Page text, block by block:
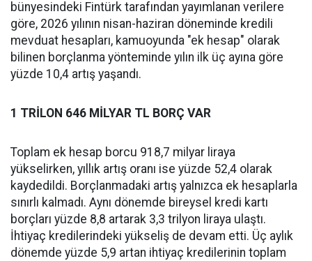
bünyesindeki Fintürk tarafından yayımlanan verilere
göre, 2026 yılının nisan-haziran döneminde kredili
mevduat hesapları, kamuoyunda "ek hesap" olarak
bilinen borçlanma yönteminde yılın ilk üç ayına göre
yüzde 10,4 artış yaşandı.
1 TRİLON 646 MİLYAR TL BORÇ VAR
Toplam ek hesap borcu 918,7 milyar liraya
yükselirken, yıllık artış oranı ise yüzde 52,4 olarak
kaydedildi. Borçlanmadaki artış yalnızca ek hesaplarla
sınırlı kalmadı. Aynı dönemde bireysel kredi kartı
borçları yüzde 8,8 artarak 3,3 trilyon liraya ulaştı.
İhtiyaç kredilerindeki yükseliş de devam etti. Üç aylık
dönemde yüzde 5,9 artan ihtiyaç kredilerinin toplam